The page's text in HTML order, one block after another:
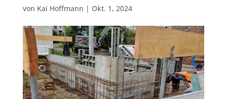
von Kai Hoffmann | Okt. 1, 2024